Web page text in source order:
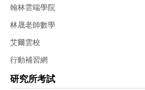
翰林雲端學院
林晟老師數學
艾爾雲校
行動補習網
研究所考試